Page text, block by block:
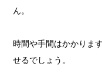
ん。
時間や手間はかかりま
せるでしょう。